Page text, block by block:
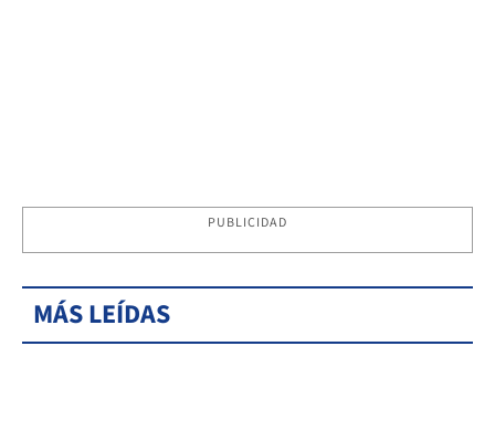
PUBLICIDAD
MÁS LEÍDAS